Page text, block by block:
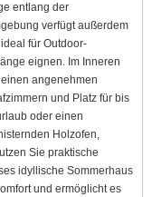
entlang der
verfügt außerdem
für Outdoor-
eignen. Im Inneren
angenehmen
und Platz für bis
oder einen
Holzofen,
Sie praktische
idyllische Sommerhaus
und ermöglicht es